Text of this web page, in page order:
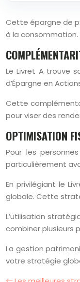
Cette épargne de
à la
Le Livret A trouve
d’Épargne en
Cette
pour viser des
OPTIMISATION
Pour les
particulièrement
En privilégiant le
globale. Cette
L’utilisation
combiner plusieurs
La gestion
votre stratégie